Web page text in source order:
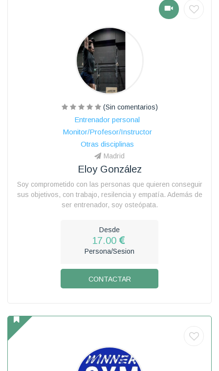
(Sin comentarios)
Entrenador personal
Monitor/Profesor/Instructor
Otras disciplinas
Madrid
Eloy González
Soy comprometido con las personas que quieren conseguir
sus objetivos, con trabajo, resilencia y empatía. Además de
ser entrenador, soy osteópata.
Desde
17.00
Persona/Sesion
CONTACTAR